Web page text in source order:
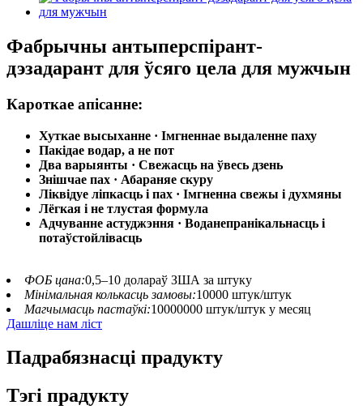
Фабрычны антыперспірант-
дэзадарант для ўсяго цела для мужчын
Кароткае апісанне:
Хуткае высыханне · Імгненнае выдаленне паху
Пакідае водар, а не пот
Два варыянты · Свежасць на ўвесь дзень
Знішчае пах · Абараняе скуру
Ліквідуе ліпкасць і пах · Імгненна свежы і духмяны
Лёгкая і не тлустая формула
Адчуванне астуджэння · Воданепранікальнасць і
потаўстойлівасць
ФОБ цана:0,5–10 долараў ЗША за штуку
Мінімальная колькасць замовы:10000 штук/штук
Магчымасць пастаўкі:10000000 штук/штук у месяц
Дашліце нам ліст
Падрабязнасці прадукту
Тэгі прадукту